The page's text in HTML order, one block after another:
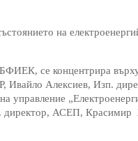
на
се концентрира
Ивайло Алексиев, Изп.
управление
директор, АСЕП,